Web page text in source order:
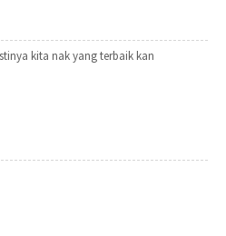
kita nak yang terbaik kan